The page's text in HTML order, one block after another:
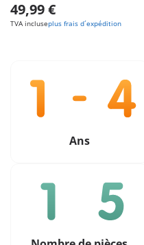
49,99 €
TVA incluseplus frais d´expédition
Ans